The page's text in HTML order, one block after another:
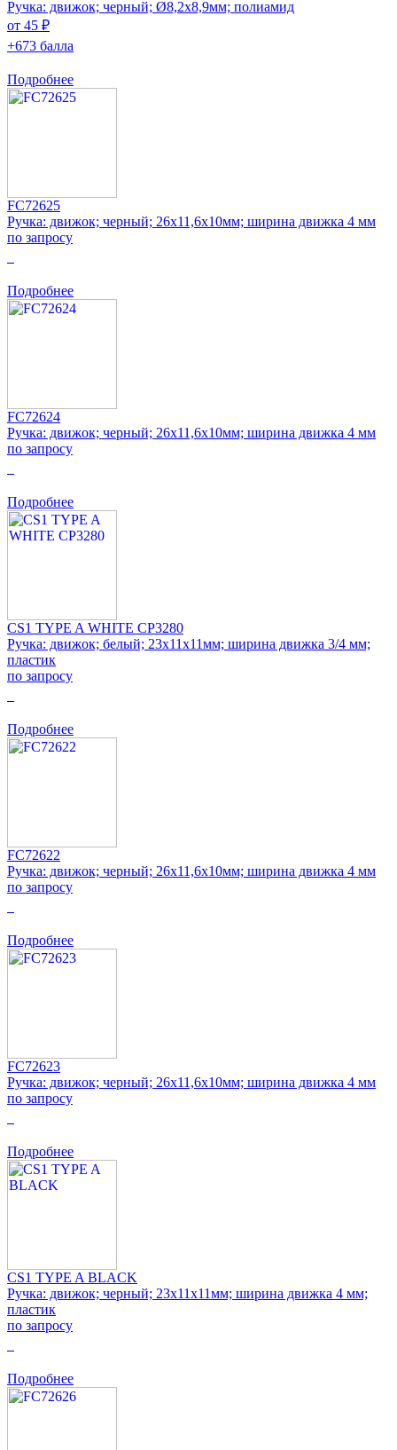
Ручка: движок; черный; Ø8,2x8,9мм; полиамид
от 45 ₽
+673 балла
Подробнее
FC72625
Ручка: движок; черный; 26x11,6x10мм; ширина движка 4 мм
по запросу
Подробнее
FC72624
Ручка: движок; черный; 26x11,6x10мм; ширина движка 4 мм
по запросу
Подробнее
CS1 TYPE A WHITE CP3280
Ручка: движок; белый; 23x11x11мм; ширина движка 3/4 мм;
пластик
по запросу
Подробнее
FC72622
Ручка: движок; черный; 26x11,6x10мм; ширина движка 4 мм
по запросу
Подробнее
FC72623
Ручка: движок; черный; 26x11,6x10мм; ширина движка 4 мм
по запросу
Подробнее
CS1 TYPE A BLACK
Ручка: движок; черный; 23x11x11мм; ширина движка 4 мм;
пластик
по запросу
Подробнее